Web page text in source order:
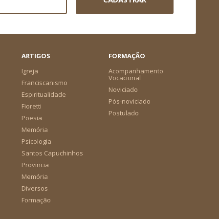
ARTIGOS
Igreja
Franciscanismo
Espiritualidade
Fioretti
Poesia
Memória
Psicologia
Santos Capuchinhos
Provincia
Memória
Diversos
Formação
FORMAÇÃO
Acompanhamento
Vocacional
Noviciado
Pós-noviciado
Postulado